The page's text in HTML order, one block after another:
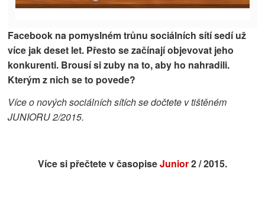
Facebook na pomyslném trůnu sociálních sítí sedí už
více jak deset let. Přesto se začínají objevovat jeho
konkurenti. Brousí si zuby na to, aby ho nahradili.
Kterým z nich se to povede?
Více o nových sociálních sítích se dočtete v tištěném
JUNIORU 2/2015.
Více si přečtete v časopiseJunior2 / 2015.